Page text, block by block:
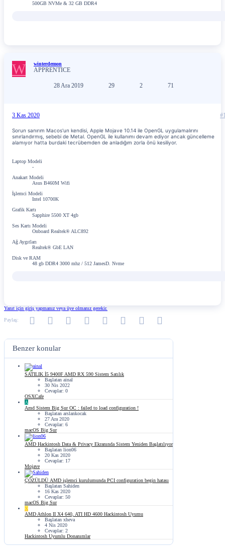
500GB NVMe & 32 GB DDR4
W winterdemon
APPRENTICE
28 Ara 2019 29 2 71
3 Kas 2020
Sorun sanırım Macos'un kendisi, Apple Mojave 10.14 ile OpenGL uygulamalırını
sınırlandırmış, sebebi de Metal. OpenGL ile kullanımı devam ediyor ancak güncelleme
alamıyor hatta burdaki tecrübemden de anladığım zorla önü kesiliyor.
Laptop Modeli
-
Anakart Modeli
Asus B460M Wifi
İşlemci Modeli
Intel 10700K
Grafik Kartı
Sapphire 5500 XT 4gb
Ses Kartı Modeli
Onboard Realtek® ALC892
Ağ Aygıtları
Realtek® GbE LAN
Disk ve RAM
48 gb DDR4 3000 mhz / 512 JamesD. Nvme
Yanıt için giriş yapmanız veya üye olmanız gerekir.
Paylaş: FacebookTwitter Reddit PinterestTumblr WhatsAppE-posta
Benzer konular
SATILIK İ5 9400F AMD RX 590 Sistem Satılık
Başlatan ainal
30 Nis 2022
Cevaplar: 0
OSXCafe
A
Amd Sistem Big Sur OC : failed to load configuration !
Başlatan arslankocak
27 Ara 2020
Cevaplar: 6
macOS Big Sur
AMD Hackintosh Data & Privacy Ekranında Sistem Yeniden Başlatılıyor
Başlatan lion06
20 Kas 2020
Cevaplar: 17
Mojave
ÇÖZÜLDÜ AMD işlemci kurulumunda PCI configuration begin hatası
Başlatan Sahiden
16 Kas 2020
Cevaplar: 50
macOS Big Sur
X
AMD Athlon II X4 640, ATI HD 4600 Hackintosh Uyumu
Başlatan xheva
4 Nis 2020
Cevaplar: 2
Hackintosh Uyumlu Donanımlar